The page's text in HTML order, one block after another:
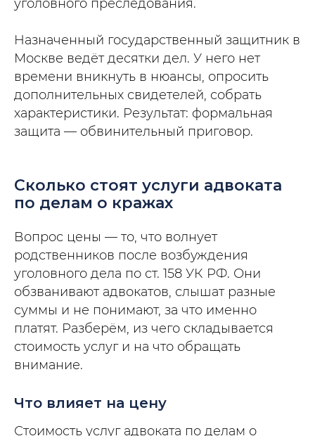
уголовного преследования.
Назначенный государственный защитник в
Москве ведёт десятки дел. У него нет
времени вникнуть в нюансы, опросить
дополнительных свидетелей, собрать
характеристики. Результат: формальная
защита — обвинительный приговор.
Сколько стоят услуги адвоката
по делам о кражах
Вопрос цены — то, что волнует
родственников после возбуждения
уголовного дела по ст. 158 УК РФ. Они
обзванивают адвокатов, слышат разные
суммы и не понимают, за что именно
платят. Разберём, из чего складывается
стоимость услуг и на что обращать
внимание.
Что влияет на цену
Стоимость услуг адвоката по делам о